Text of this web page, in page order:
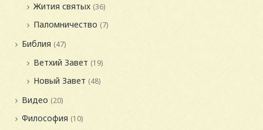
Жития святых (36)
Паломничество (7)
Библия (47)
Ветхий Завет (19)
Новый Завет (48)
Видео (20)
Философия (10)